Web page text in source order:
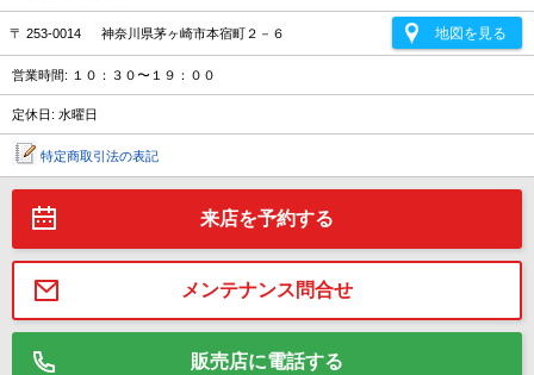
〒 253-0014 神奈川県茅ヶ崎市本宿町２－６ 地図を見る
営業時間: １０：３０〜１９：００
定休日: 水曜日
特定商取引法の表記
来店を予約する
メンテナンス問合せ
販売店に電話する